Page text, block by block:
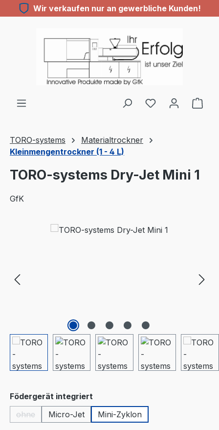
Zum Hauptinhalt springen
Wir verkaufen nur an gewerbliche Kunden!
TORO-systems
Materialtrockner
Kleinmengentrockner (1 - 4 L)
TORO-systems Dry-Jet Mini 1
GfK
Bildergalerie überspringen
Födergerät integriert
ohne
(Diese Option ist zurzeit nicht verfügbar.)
Micro-Jet Mini-Zyklon